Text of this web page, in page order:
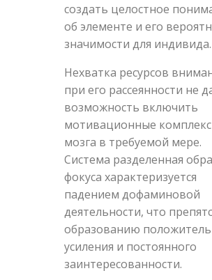
создать целостное
об элементе и его
значимости для индивида.
Нехватка ресурсов
при его рассеянности не
возможность включить
мотивационные
мозга в требуемой мере.
Система разделенная
фокуса характеризуется
падением дофаминовой
деятельности, что
образованию
усиления и постоянного
заинтересованности.